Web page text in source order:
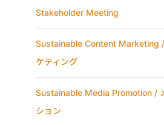
Stakeholder Meeting
Sustainable Content Marketing
ケティング
Sustainable Media Promotion /
ション